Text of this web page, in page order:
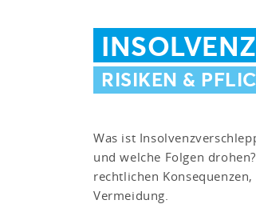
RISIKEN &
Was ist
und welche Folgen
rechtlichen
Vermeidung.